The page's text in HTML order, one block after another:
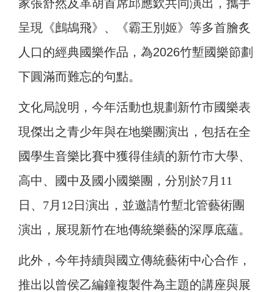
家張舒然及革胡首席邱應欽共同演出，攜手
呈現《鷓鴣飛》、《霸王別姬》等多首膾炙
人口的經典國樂作品，為2026竹塹國樂節劃
下圓滿而難忘的句點。
文化局說明，今年活動也規劃新竹市國樂表
現傑出之青少年與在地樂團演出，包括在全
國學生音樂比賽中獲得佳績的新竹市大學、
高中、國中及國小國樂團，分別於7月11
日、7月12日演出，並邀請竹塹北管藝術團
演出，展現新竹在地傳統樂藝的深厚底蘊。
此外，今年持續與國立傳統藝術中心合作，
推出以曾侯乙編鐘複製件為主題的講座與展